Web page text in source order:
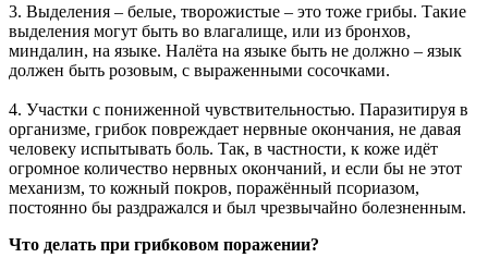
3. Выделения – белые, творожистые – это тоже грибы. Такие
выделения могут быть во влагалище, или из бронхов,
миндалин, на языке. Налёта на языке быть не должно – язык
должен быть розовым, с выраженными сосочками.
4. Участки с пониженной чувствительностью. Паразитируя в
организме, грибок повреждает нервные окончания, не давая
человеку испытывать боль. Так, в частности, к коже идёт
огромное количество нервных окончаний, и если бы не этот
механизм, то кожный покров, поражённый псориазом,
постоянно бы раздражался и был чрезвычайно болезненным.
Что делать при грибковом поражении?